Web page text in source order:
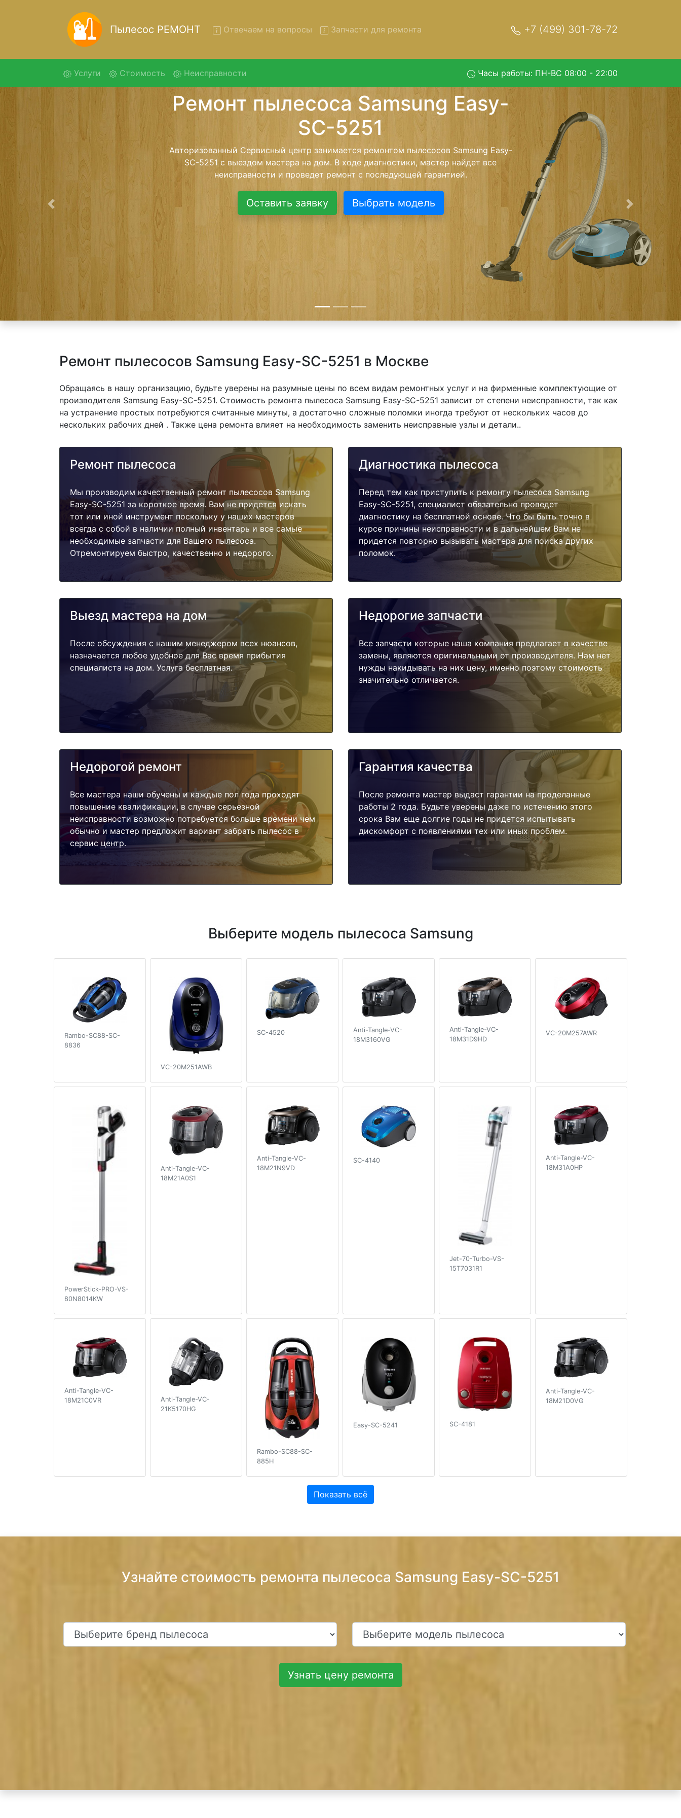
Пылесос РЕМОНТ Отвечаем на вопросы Запчасти для ремонта +7 (499) 301-78-72
Услуги (current)Стоимость Неисправности Часы работы: ПН-ВС 08:00 - 22:00
Ремонт пылесосов Samsung Easy-SC-5251
с вывозом в сервис
Ремонт пылесосов Samsung Easy-SC-5251 с вывозом в сервисный центр и обратно -
с помощью нашей бесплатной услуги, специалист заберет Ваш пылесос для
дальнейшего более детального ремонта. Оговоренная стоимость ремонта
останется неизменно при возвращении видеотехники обратно.
Оставить заявку Выбрать модель
Предыдущая Следующая
Ремонт пылесосов Samsung Easy-SC-5251 в Москве
Обращаясь в нашу организацию, будьте уверены на разумные цены по всем видам ремонтных услуг и на фирменные комплектующие от
производителя Samsung Easy-SC-5251. Стоимость ремонта пылесоса Samsung Easy-SC-5251 зависит от степени неисправности, так как
на устранение простых потребуются считанные минуты, а достаточно сложные поломки иногда требуют от нескольких часов до
нескольких рабочих дней . Также цена ремонта влияет на необходимость заменить неисправные узлы и детали..
Ремонт пылесоса
Мы производим качественный ремонт пылесосов Samsung
Easy-SC-5251 за короткое время. Вам не придется искать
тот или иной инструмент поскольку у наших мастеров
всегда с собой в наличии полный инвентарь и все самые
необходимые запчасти для Вашего пылесоса.
Отремонтируем быстро, качественно и недорого.
Диагностика пылесоса
Перед тем как приступить к ремонту пылесоса Samsung
Easy-SC-5251, специалист обязательно проведет
диагностику на бесплатной основе. Что бы быть точно в
курсе причины неисправности и в дальнейшем Вам не
придется повторно вызывать мастера для поиска других
поломок.
Выезд мастера на дом
После обсуждения с нашим менеджером всех нюансов,
назначается любое удобное для Вас время прибытия
специалиста на дом. Услуга бесплатная.
Недорогие запчасти
Все запчасти которые наша компания предлагает в качестве
замены, являются оригинальными от производителя. Нам нет
нужды накидывать на них цену, именно поэтому стоимость
значительно отличается.
Недорогой ремонт
Все мастера наши обучены и каждые пол года проходят
повышение квалификации, в случае серьезной
неисправности возможно потребуется больше времени чем
обычно и мастер предложит вариант забрать пылесос в
сервис центр.
Гарантия качества
После ремонта мастер выдаст гарантии на проделанные
работы 2 года. Будьте уверены даже по истечению этого
срока Вам еще долгие годы не придется испытывать
дискомфорт с появлениями тех или иных проблем.
Выберите модель пылесоса Samsung
Rambo-SC88-SC-
8836
VC-20M251AWB
SC-4520
Anti-Tangle-VC-
18M3160VG
Anti-Tangle-VC-
18M31D9HD
VC-20M257AWR
PowerStick-PRO-VS-
80N8014KW
Anti-Tangle-VC-
18M21A0S1
Anti-Tangle-VC-
18M21N9VD
SC-4140
Jet-70-Turbo-VS-
15T7031R1
Anti-Tangle-VC-
18M31A0HP
Anti-Tangle-VC-
18M21C0VR
Anti-Tangle-VC-
21K5170HG
Rambo-SC88-SC-
885H
Easy-SC-5241 SC-4181
Anti-Tangle-VC-
18M21D0VG
Показать всё
Узнайте стоимость ремонта пылесоса Samsung Easy-SC-5251
Узнать цену ремонта